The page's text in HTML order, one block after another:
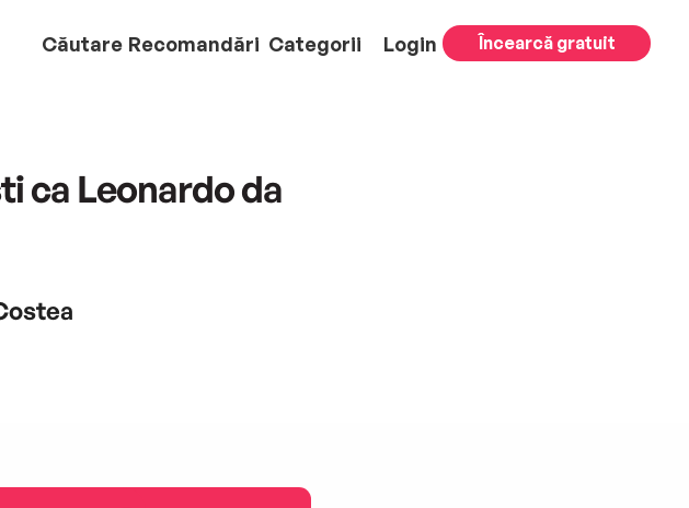
Căutare Recomandări Categorii Login Încearcă gratuit
ca Leonardo da